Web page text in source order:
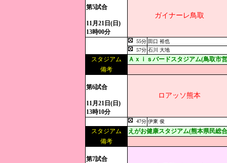
第5試合
11月21日(日)
13時00分
ガイナーレ鳥取
55分 田口 裕也
57分 石川 大地
スタジアム
Ａｘｉｓバードスタジアム(鳥取市
備考
第6試合
11月21日(日)
13時10分
ロアッソ熊本
47分 伊東 俊
スタジアム
えがお健康スタジアム(熊本県民総
備考
第7試合